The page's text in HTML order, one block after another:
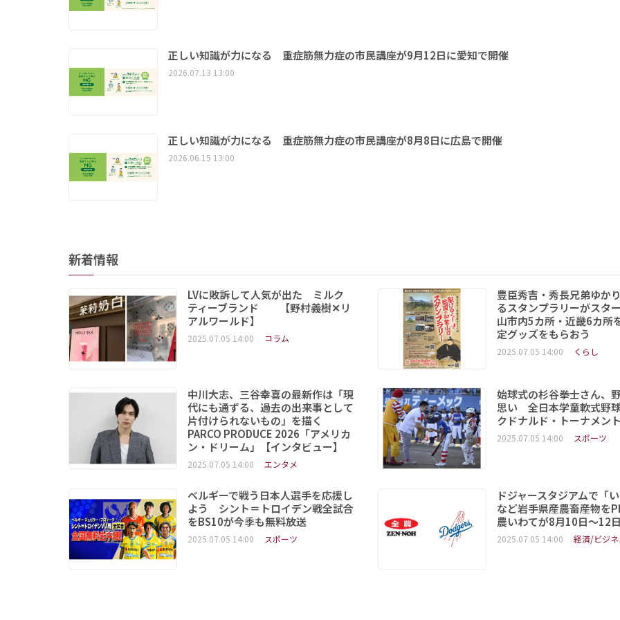
正しい知識が力になる 重症筋無力症の市民講座が9月12日に愛知で開催
2026.07.13 13:00
正しい知識が力になる 重症筋無力症の市民講座が8月8日に広島で開催
2026.06.15 13:00
新着情報
LVに敗訴して人気が出た ミルク
ティーブランド 【野村義樹✕リ
アルワールド】
2025.07.05 14:00 コラム
豊臣秀吉・秀長兄弟ゆか
るスタンプラリーがスタ
山市内5カ所・近畿6カ所
定グッズをもらおう
2025.07.05 14:00 くらし
中川大志、三谷幸喜の最新作は「現
代にも通ずる、過去の出来事として
片付けられないもの」を描く
PARCO PRODUCE 2026「アメリカ
ン・ドリーム」【インタビュー】
2025.07.05 14:00 エンタメ
始球式の杉谷拳士さん、
思い 全日本学童軟式野
クドナルド・トーナメン
2025.07.05 14:00 スポーツ
ベルギーで戦う日本人選手を応援し
よう シント＝トロイデン戦全試合
をBS10が今季も無料放送
2025.07.05 14:00 スポーツ
ドジャースタジアムで「い
など岩手県産農畜産物を
農いわてが8月10日～12
2025.07.05 14:00 経済/ビジネ